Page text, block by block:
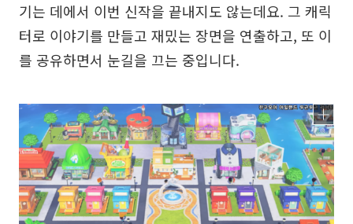
기는 데에서 이번 신작을 끝내지도 않는데요. 그 캐릭
터로 이야기를 만들고 재밌는 장면을 연출하고, 또 이
를 공유하면서 눈길을 끄는 중입니다.